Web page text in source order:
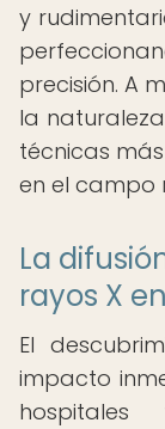
y
precisión. A
la
técnicas
en el campo
La
rayos X
El
impacto